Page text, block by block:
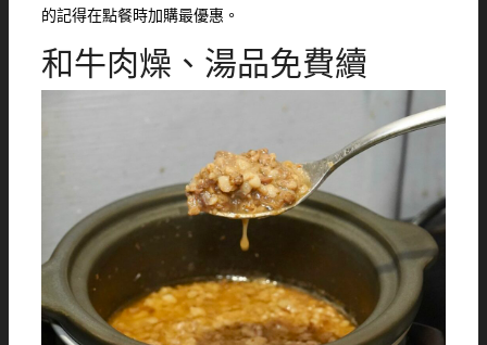
的記得在點餐時加購最優惠。
和牛肉燥、湯品免費續